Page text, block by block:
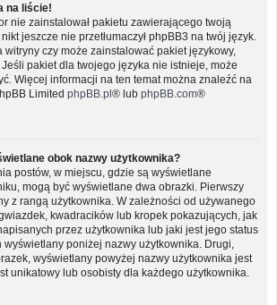
na liście!
nie zainstalował pakietu zawierającego twoją
jeszcze nie przetłumaczył phpBB3 na twój język.
witryny czy może zainstalować pakiet językowy,
pakiet dla twojego języka nie istnieje, może
Więcej informacji na ten temat można znaleźć na
Limited phpBB.pl® lub phpBB.com®
obok nazwy użytkownika?
postów, w miejscu, gdzie są wyświetlane
mogą być wyświetlane dwa obrazki. Pierwszy
z rangą użytkownika. W zależności od używanego
kwadracików lub kropek pokazujących, jak
przez użytkownika lub jaki jest jego status
wyświetlany poniżej nazwy użytkownika. Drugi,
wyświetlany powyżej nazwy użytkownika jest
unikatowy lub osobisty dla każdego użytkownika.